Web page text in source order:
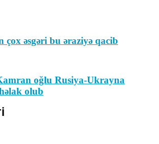
çox əsgəri bu əraziyə qacib
oğlu Rusiya-Ukrayna
olub